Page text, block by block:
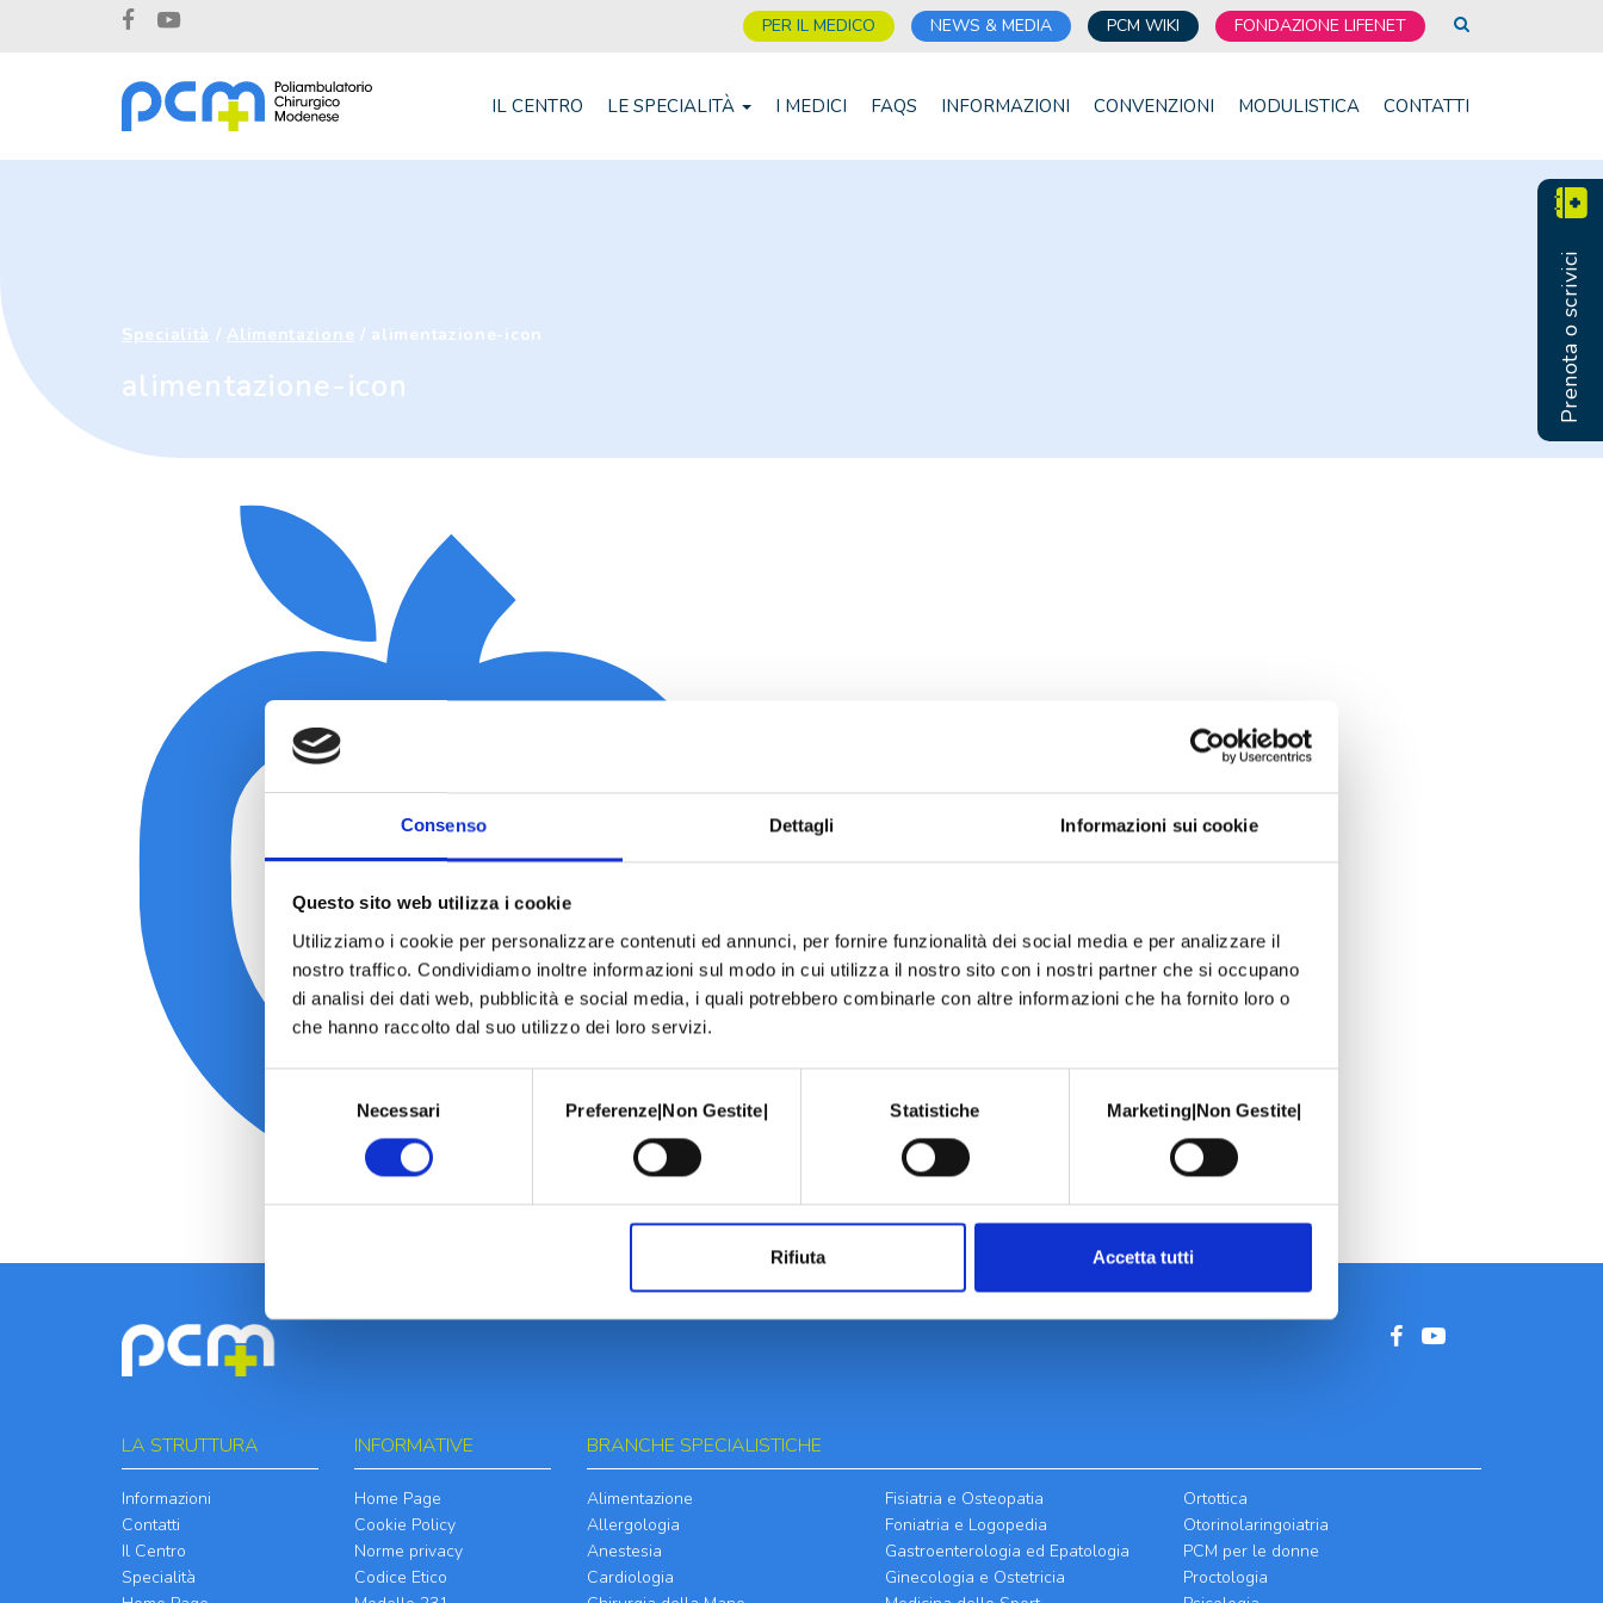
Consenso Dettagli Informazioni sui cookie
Questo sito web utilizza i cookie
Utilizziamo i cookie per personalizzare contenuti ed annunci, per fornire funzionalità dei social media e per analizzare il
nostro traffico. Condividiamo inoltre informazioni sul modo in cui utilizza il nostro sito con i nostri partner che si occupano
di analisi dei dati web, pubblicità e social media, i quali potrebbero combinarle con altre informazioni che ha fornito loro o
che hanno raccolto dal suo utilizzo dei loro servizi.
consenso
Necessari Preferenze|Non Gestite| Statistiche Marketing|Non Gestite|
Rifiuta Accetta tutti
PER IL MEDICO NEWS & MEDIA PCM WIKI FONDAZIONE LIFENET
IL CENTRO LE SPECIALITÀ I MEDICI FAQS INFORMAZIONI CONVENZIONI MODULISTICA CONTATTI
Specialità / Alimentazione / alimentazione-icon
alimentazione-icon
LA STRUTTURA
Informazioni
Contatti
Il Centro
Specialità
INFORMATIVE
Home Page
Cookie Policy
Norme privacy
Codice Etico
BRANCHE SPECIALISTICHE
Alimentazione
Allergologia
Anestesia
Cardiologia
Fisiatria e Osteopatia
Foniatria e Logopedia
Gastroenterologia ed Epatologia
Ginecologia e Ostetricia
Ortottica
Otorinolaringoiatria
PCM per le donne
Proctologia
Prenota o scrivici